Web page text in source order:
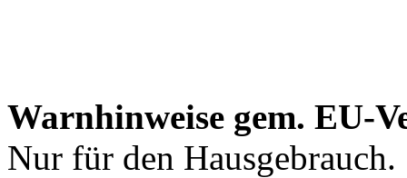
Warnhinweise gem. EU-
Nur für den Hausgebrauch.